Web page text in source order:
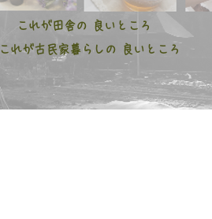
これが田舎の 良いところ
これが古民家暮らしの 良いところ